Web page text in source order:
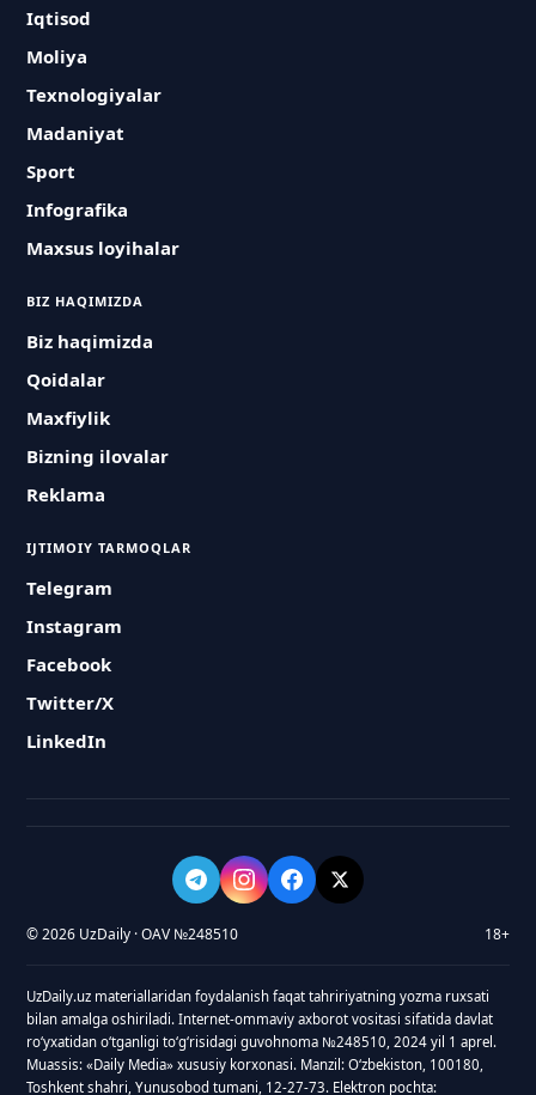
Iqtisod
Moliya
Texnologiyalar
Madaniyat
Sport
Infografika
Maxsus loyihalar
BIZ HAQIMIZDA
Biz haqimizda
Qoidalar
Maxfiylik
Bizning ilovalar
Reklama
IJTIMOIY TARMOQLAR
Telegram
Instagram
Facebook
Twitter/X
LinkedIn
© 2026 UzDaily · OAV №248510 18+
UzDaily.uz materiallaridan foydalanish faqat tahririyatning yozma ruxsati
bilan amalga oshiriladi. Internet-ommaviy axborot vositasi sifatida davlat
roʻyxatidan oʻtganligi toʻgʻrisidagi guvohnoma №248510, 2024 yil 1 aprel.
Muassis: «Daily Media» xususiy korxonasi. Manzil: Oʻzbekiston, 100180,
Toshkent shahri, Yunusobod tumani, 12-27-73. Elektron pochta: